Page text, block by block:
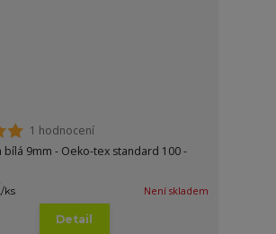
1 hodnocení
bílá 9mm - Oeko-tex standard 100 -
/ks Není skladem
Detail